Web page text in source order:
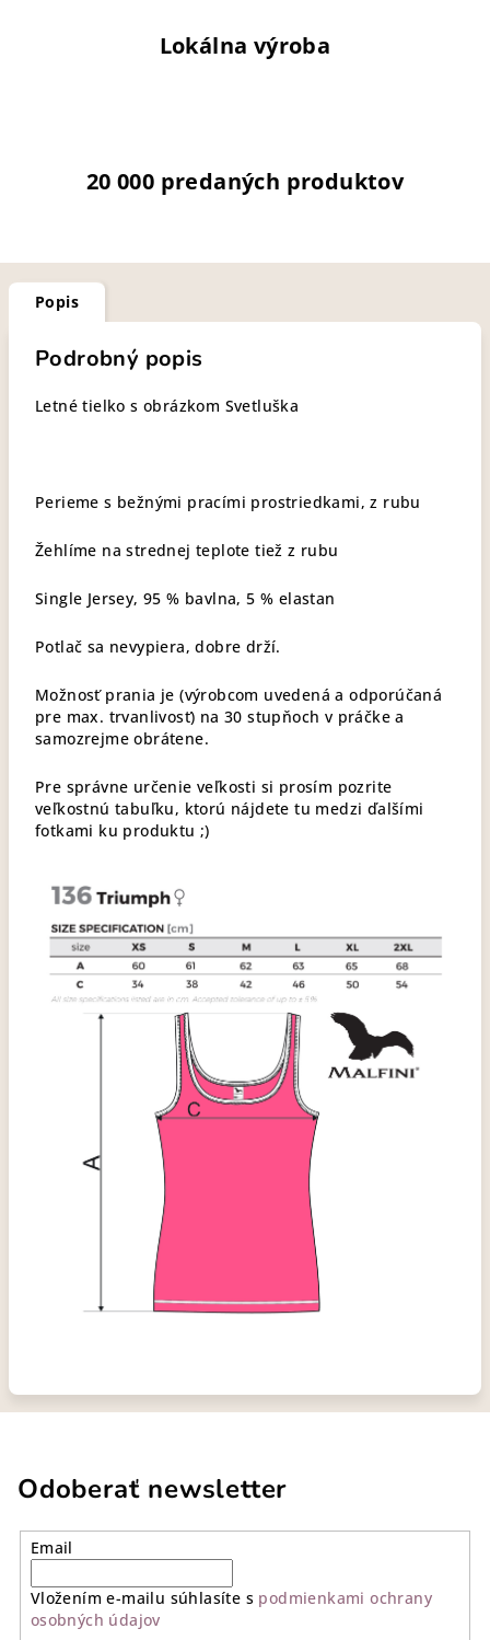
Lokálna výroba
20 000 predaných produktov
Popis
Podrobný popis
Letné tielko s obrázkom Svetluška
Perieme s bežnými pracími prostriedkami, z rubu
Žehlíme na strednej teplote tiež z rubu
Single Jersey, 95 % bavlna, 5 % elastan
Potlač sa nevypiera, dobre drží.
Možnosť prania je (výrobcom uvedená a odporúčaná
pre max. trvanlivosť) na 30 stupňoch v práčke a
samozrejme obrátene.
Pre správne určenie veľkosti si prosím pozrite
veľkostnú tabuľku, ktorú nájdete tu medzi ďalšími
fotkami ku produktu ;)
Odoberať newsletter
Email
Vložením e-mailu súhlasíte s podmienkami ochrany
osobných údajov